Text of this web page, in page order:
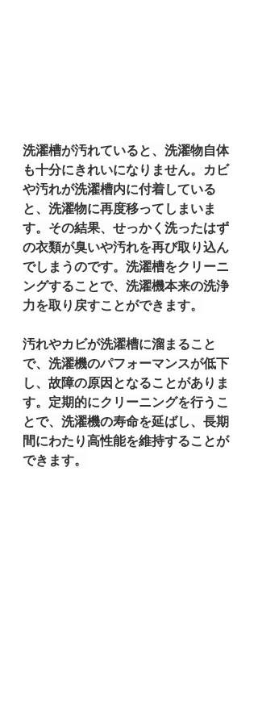
洗濯槽が汚れていると、洗濯物自体
も十分にきれいになりません。カビ
や汚れが洗濯槽内に付着している
と、洗濯物に再度移ってしまいま
す。その結果、せっかく洗ったはず
の衣類が臭いや汚れを再び取り込ん
でしまうのです。洗濯槽をクリーニ
ングすることで、洗濯機本来の洗浄
力を取り戻すことができます。
汚れやカビが洗濯槽に溜まること
で、洗濯機のパフォーマンスが低下
し、故障の原因となることがありま
す。定期的にクリーニングを行うこ
とで、洗濯機の寿命を延ばし、長期
間にわたり高性能を維持することが
できます。